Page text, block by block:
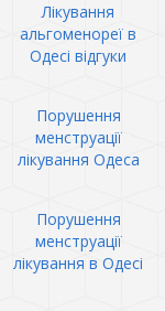
Лікування
альгоменореї в
Одесі відгуки
Порушення
менструації
лікування Одеса
Порушення
менструації
лікування в Одесі